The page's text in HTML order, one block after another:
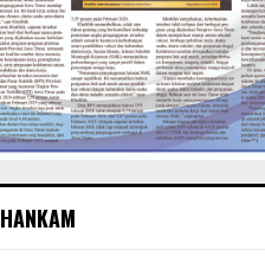
HANKAM